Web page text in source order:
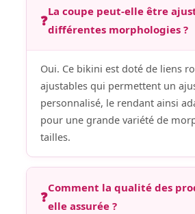
❓
La coupe peut-elle être
différentes morphologies ?
Oui. Ce bikini est doté de liens
ajustables qui permettent un
personnalisé, le rendant ainsi
pour une grande variété de
tailles.
❓
Comment la qualité des
elle assurée ?